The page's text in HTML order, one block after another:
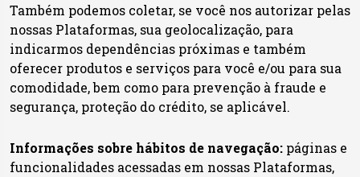
Também podemos coletar, se você nos autorizar pelas
nossas Plataformas, sua geolocalização, para
indicarmos dependências próximas e também
oferecer produtos e serviços para você e/ou para sua
comodidade, bem como para prevenção à fraude e
segurança, proteção do crédito, se aplicável.
Informações sobre hábitos de navegação: páginas e
funcionalidades acessadas em nossas Plataformas,